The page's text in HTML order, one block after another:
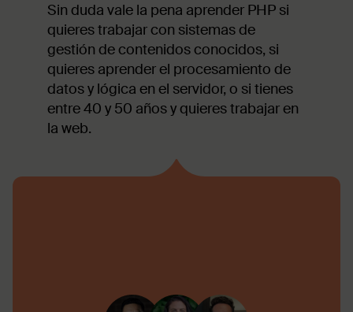
Sin duda vale la pena aprender PHP si
quieres trabajar con sistemas de
gestión de contenidos conocidos, si
quieres aprender el procesamiento de
datos y lógica en el servidor, o si tienes
entre 40 y 50 años y quieres trabajar en
la web.